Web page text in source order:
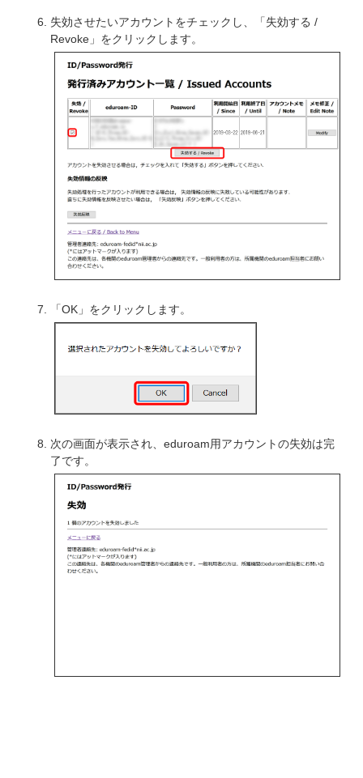
失効させたいアカウントをチェックし、「失効する /
Revoke」をクリックします。
「OK」をクリックします。
次の画面が表示され、eduroam用アカウントの失効は完
了です。